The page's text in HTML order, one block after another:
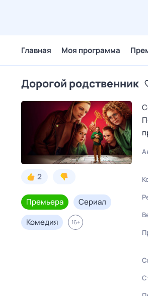
Главная Моя программа
Дорогой родственник
2
Премьера
Сериал
Комедия
16+